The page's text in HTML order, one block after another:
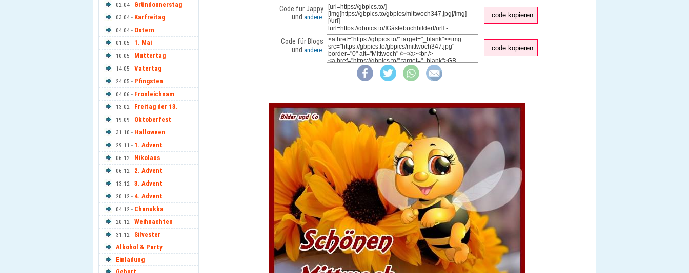
02.04 - Gründonnerstag
03.04 - Karfreitag
04.04 - Ostern
01.05 - 1. Mai
10.05 - Muttertag
14.05 - Vatertag
24.05 - Pfingsten
04.06 - Fronleichnam
13.02 - Freitag der 13.
19.09 - Oktoberfest
31.10 - Halloween
29.11 - 1. Advent
06.12 - Nikolaus
06.12 - 2. Advent
13.12 - 3. Advent
20.12 - 4. Advent
04.12 - Chanukka
20.12 - Weihnachten
31.12 - Silvester
Alkohol & Party
Einladung
Code für Jappy
und andere: code kopieren
Code für Blogs
und andere: code kopieren